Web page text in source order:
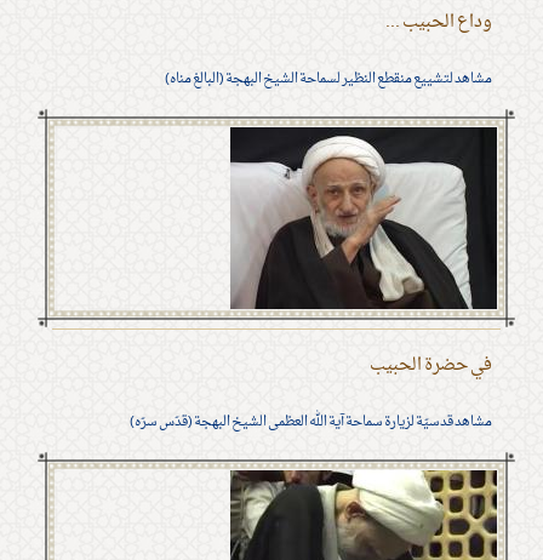
وداع الحبيب ...
مشاهد لتشييع منقطع النظير لسماحة الشيخ البهجة (البالغ مناه)
في حضرة الحبيب
مشاهد قدسيّة لزيارة سماحة آية الله العظمى الشيخ البهجة (قدّس سرّه)